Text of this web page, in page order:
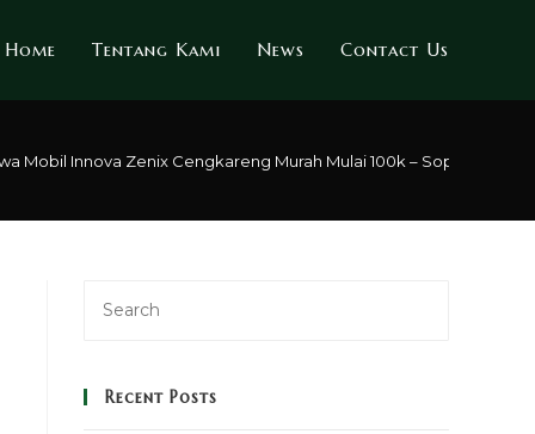
Home Tentang Kami News Contact Us
Mobil Innova Zenix Cengkareng Murah Mulai 100k – Sopir &
Recent Posts